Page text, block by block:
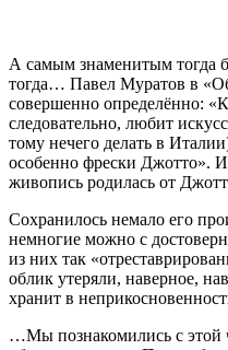
А самым знаменитым тогда
тогда… Павел Муратов в
совершенно определённо:
следовательно, любит
тому нечего делать в
особенно фрески Джотто». И
живопись родилась от
Сохранилось немало его
немногие можно с
из них так
облик утеряли, наверное,
хранит в
…Мы познакомились с этой